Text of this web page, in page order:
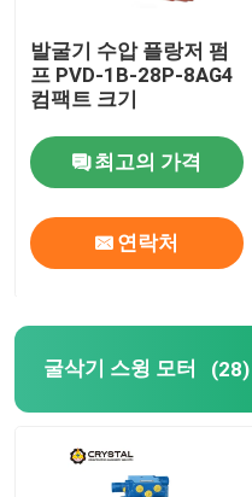
스키드 스티어 유압 모터
유압 구동 모터
굴삭기 부착
로터리 드릴 주행 모터
백호 로더 여행용 모터
발굴기 수압 플랑저 펌
프 PVD-1B-28P-8AG4
컴팩트 크기
최고의 가격
연락처
굴삭기 스윙 모터 (28)